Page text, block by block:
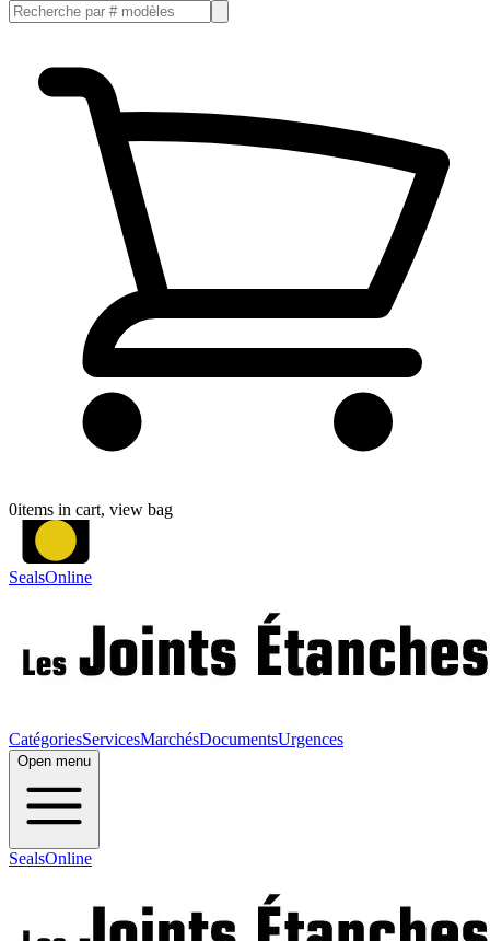
0items in cart, view bag
SealsOnline
CatégoriesServicesMarchésDocumentsUrgences
Open menu
SealsOnline